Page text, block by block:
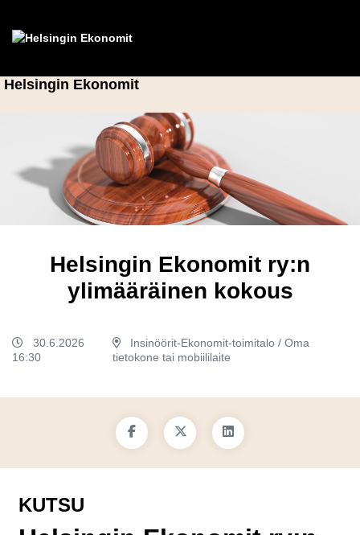
Helsingin Ekonomit
Helsingin Ekonomit ry:n
ylimääräinen kokous
30.6.2026
16:30
Insinöörit-Ekonomit-toimitalo / Oma
tietokone tai mobiililaite
KUTSU